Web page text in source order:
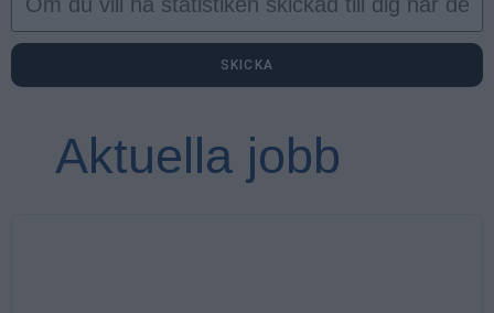
SKICKA
Aktuella jobb